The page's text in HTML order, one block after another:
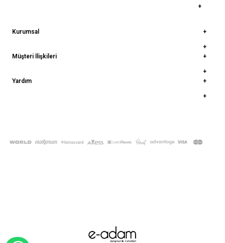
Kurumsal
Müşteri İlişkileri
Yardım